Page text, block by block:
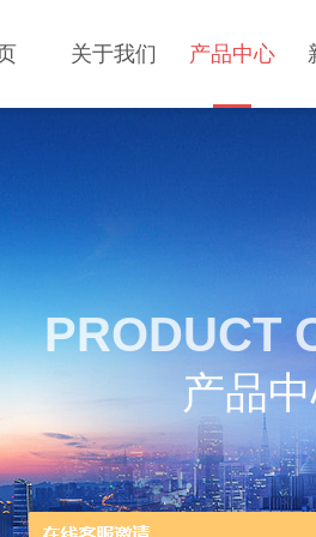
关于我们 产品中心
PRODUCT
产品